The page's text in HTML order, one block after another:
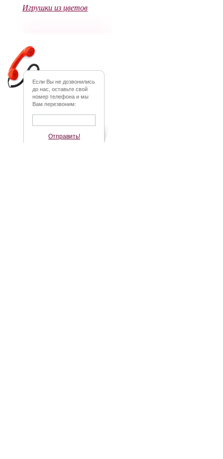
Игрушки из цветов
Если Вы не дозвонились
до нас, оставьте свой
номер телефона и мы
Вам перезвоним:
Отправить!